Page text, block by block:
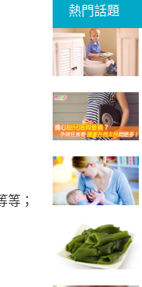
等；
熱門話題